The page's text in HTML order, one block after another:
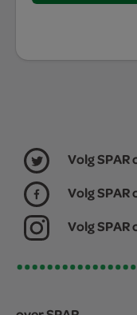
Volg
Volg
Volg